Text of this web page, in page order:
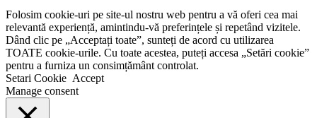
Folosim cookie-uri pe site-ul nostru web pentru a vă oferi cea mai
relevantă experiență, amintindu-vă preferințele și repetând vizitele.
Dând clic pe „Acceptați toate”, sunteți de acord cu utilizarea
TOATE cookie-urile. Cu toate acestea, puteți accesa „Setări cookie”
pentru a furniza un consimțământ controlat.
Setari Cookie Accept
Manage consent